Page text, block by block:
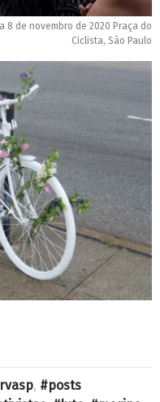
8 de novembro de 2020 Praça do
Ciclista, São Paulo
,
posts